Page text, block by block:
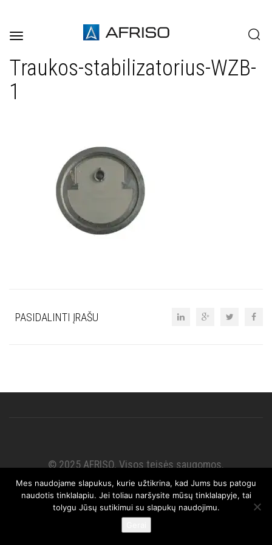
Toggle
Traukos-stabilizatorius-WZB-
1
PASIDALINTI ĮRAŠU
© 2025 AFRISO. Visos teisės saugomos.
Mes naudojame slapukus, kurie užtikrina, kad Jums bus patogu
naudotis tinklalapiu. Jei toliau naršysite mūsų tinklalapyje, tai
tolygu Jūsų sutikimui su slapukų naudojimu.